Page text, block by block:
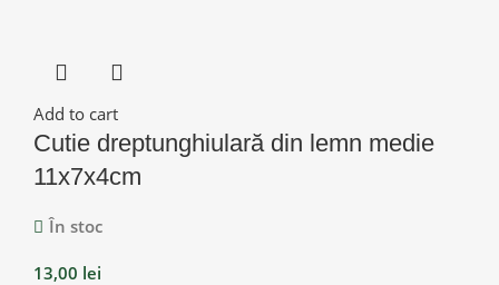
Add to cart
Cutie dreptunghiulară din lemn medie
11x7x4cm
În stoc
13,00 lei